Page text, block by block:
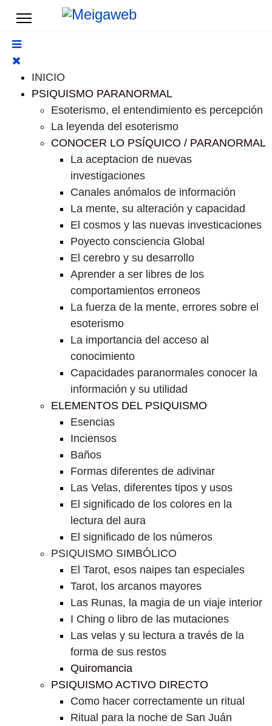
INICIO
PSIQUISMO PARANORMAL
Esoterismo, el entendimiento es percepción
La leyenda del esoterismo
CONOCER LO PSÍQUICO / PARANORMAL
La aceptacion de nuevas
investigaciones
Canales anómalos de información
La mente, su alteración y capacidad
El cosmos y las nuevas investicaciones
Poyecto consciencia Global
El cerebro y su desarrollo
Aprender a ser libres de los
comportamientos erroneos
La fuerza de la mente, errores sobre el
esoterismo
La importancia del acceso al
conocimiento
Capacidades paranormales conocer la
información y su utilidad
ELEMENTOS DEL PSIQUISMO
Esencias
Inciensos
Baños
Formas diferentes de adivinar
Las Velas, diferentes tipos y usos
El significado de los colores en la
lectura del aura
El significado de los números
PSIQUISMO SIMBÓLICO
El Tarot, esos naipes tan especiales
Tarot, los arcanos mayores
Las Runas, la magia de un viaje interior
I Ching o libro de las mutaciones
Las velas y su lectura a través de la
forma de sus restos
Quiromancia
PSIQUISMO ACTIVO DIRECTO
Como hacer correctamente un ritual
Ritual para la noche de San Juán